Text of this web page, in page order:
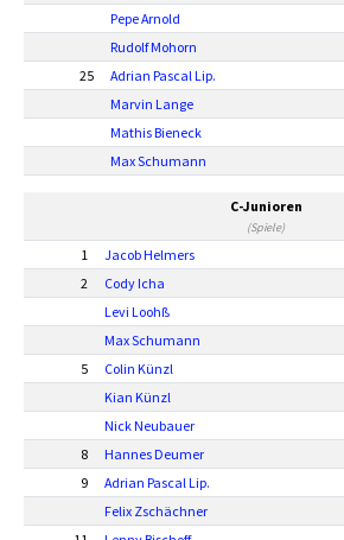
Pepe Arnold
Rudolf Mohorn
25
Adrian Pascal Lip.
Marvin Lange
Mathis Bieneck
Max Schumann
C-Junioren
(Spiele)
1 Jacob Helmers
2
Cody Icha
Levi Loohß
Max Schumann
5
Colin Künzl
Kian Künzl
Nick Neubauer
8
Hannes Deumer
9
Adrian Pascal Lip.
Felix Zschächner